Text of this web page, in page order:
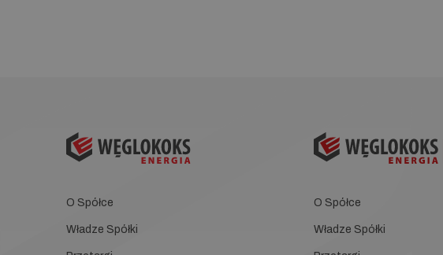
O Spółce
Władze Spółki
O Spółce
Władze Spółki